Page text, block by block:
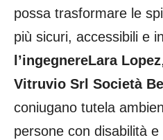
possa trasformare le
più sicuri, accessibili e
l’ingegnereLara Lopez,
Vitruvio Srl Società
coniugano tutela
persone con disabilità